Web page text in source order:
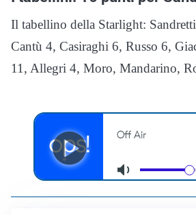
Il tabellino della Starlight:
Cantù 4, Casiraghi 6, Russo 6,
11, Allegri 4, Moro, Mandarino,